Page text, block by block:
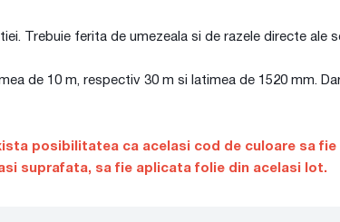
Trebuie ferita de umezeala si de razele directe ale
de 10 m, respectiv 30 m si latimea de 1520 mm.
posibilitatea ca acelasi cod de culoare sa
suprafata, sa fie aplicata folie din acelasi lot.